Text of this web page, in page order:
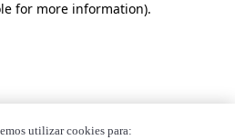
for more information).
utilizar cookies para: